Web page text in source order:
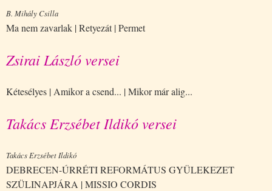
B. Mihály Csilla
Ma nem zavarlak | Retyezát | Permet
Zsirai László versei
Kétesélyes | Amikor a csend... | Mikor már alig...
Takács Erzsébet Ildikó versei
Takács Erzsébet Ildikó
DEBRECEN-ÚRRÉTI REFORMÁTUS GYÜLEKEZET
SZÜLINAPJÁRA | MISSIO CORDIS